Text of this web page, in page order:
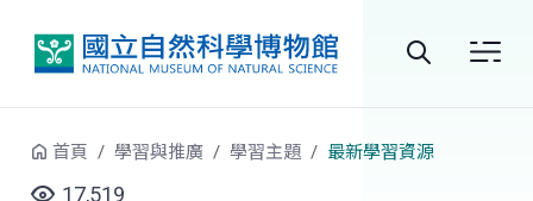
站
首頁 學習與推廣 學習主題 最新學習資源
17,519